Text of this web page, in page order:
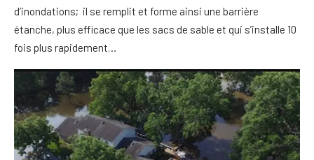
d’inondations; il se remplit et forme ainsi une barrière
étanche, plus efficace que les sacs de sable et qui s’installe 10
fois plus rapidement…